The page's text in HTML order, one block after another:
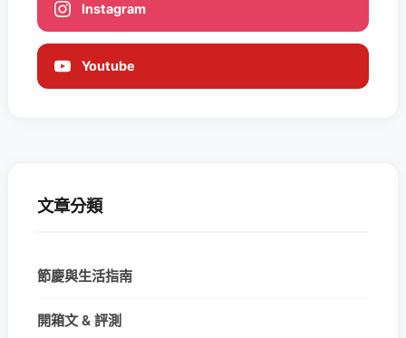
Instagram
Youtube
文章分類
節慶與生活指南
開箱文 & 評測